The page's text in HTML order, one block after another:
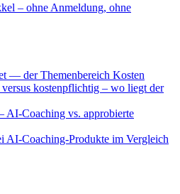
– ohne Anmeldung, ohne
— der Themenbereich Kosten
kostenpflichtig – wo liegt der
Coaching vs. approbierte
AI-Coaching-Produkte im Vergleich